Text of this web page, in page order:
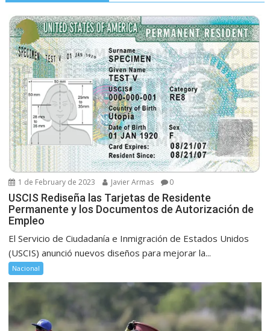
1 de February de 2023 Javier Armas 0
USCIS Rediseña las Tarjetas de Residente
Permanente y los Documentos de Autorización de
Empleo
El Servicio de Ciudadanía e Inmigración de Estados Unidos
(USCIS) anunció nuevos diseños para mejorar la...
Nacional